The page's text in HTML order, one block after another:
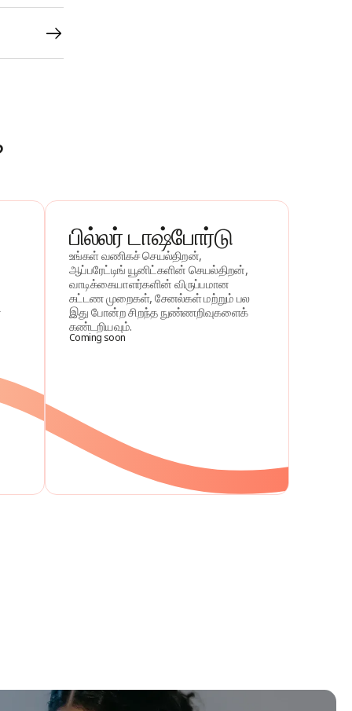
பில்லர் டாஷ்போர்டு
உங்கள் வணிகச் செயல்திறன்,
ஆப்பரேட்டிங் யூனிட்களின் செயல்திறன்,
வாடிக்கையாளர்களின் விருப்பமான
கட்டண முறைகள், சேனல்கள் மற்றும் பல
இது போன்ற சிறந்த நுண்ணறிவுகளைக்
கண்டறியவும்.
Coming soon